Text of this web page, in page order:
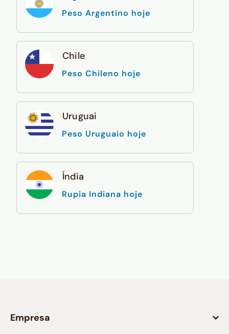
Peso Argentino hoje
Chile
Peso Chileno hoje
Uruguai
Peso Uruguaio hoje
Índia
Rupia Indiana hoje
Empresa